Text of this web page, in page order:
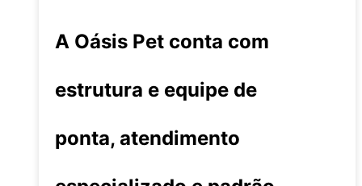
A Oásis Pet conta com
estrutura e equipe de
ponta, atendimento